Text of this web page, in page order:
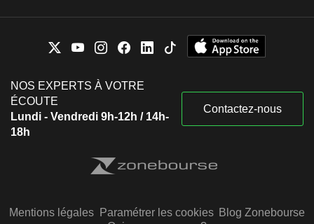
NOS EXPERTS À VOTRE
ÉCOUTE
Lundi - Vendredi 9h-12h / 14h-
18h
Contactez-nous
Mentions légales Paramétrer les cookies Blog Zonebourse